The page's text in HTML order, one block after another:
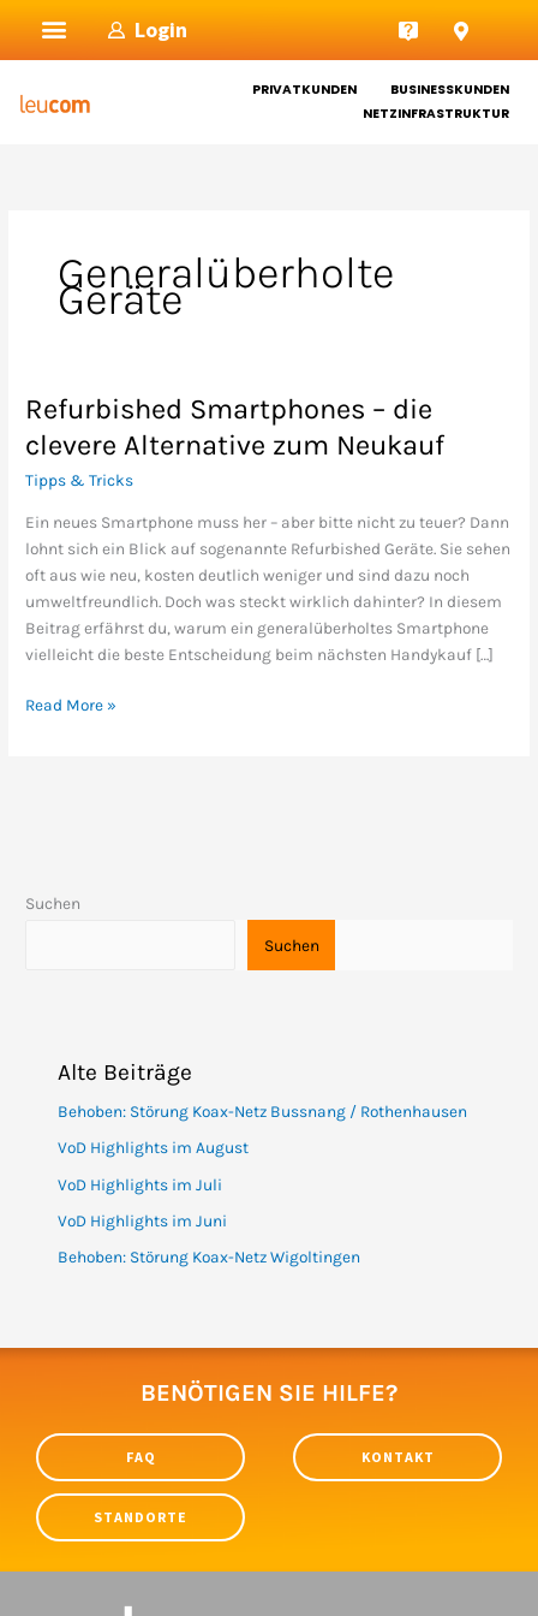
Inhalt
springen
Login
PRIVATKUNDEN
BUSINESSKUNDEN
NETZINFRASTRUKTUR
Generalüberholte
Geräte
Refurbished Smartphones – die
clevere Alternative zum Neukauf
Tipps & Tricks
Ein neues Smartphone muss her – aber bitte nicht zu teuer? Dann
lohnt sich ein Blick auf sogenannte Refurbished Geräte. Sie sehen
oft aus wie neu, kosten deutlich weniger und sind dazu noch
umweltfreundlich. Doch was steckt wirklich dahinter? In diesem
Beitrag erfährst du, warum ein generalüberholtes Smartphone
vielleicht die beste Entscheidung beim nächsten Handykauf […]
Refurbished
Smartphones
–
die
Read More »
Suchen
Suchen
Alte Beiträge
Behoben: Störung Koax-Netz Bussnang / Rothenhausen
VoD Highlights im August
VoD Highlights im Juli
VoD Highlights im Juni
Behoben: Störung Koax-Netz Wigoltingen
BENÖTIGEN SIE HILFE?
FAQ KONTAKT
STANDORTE